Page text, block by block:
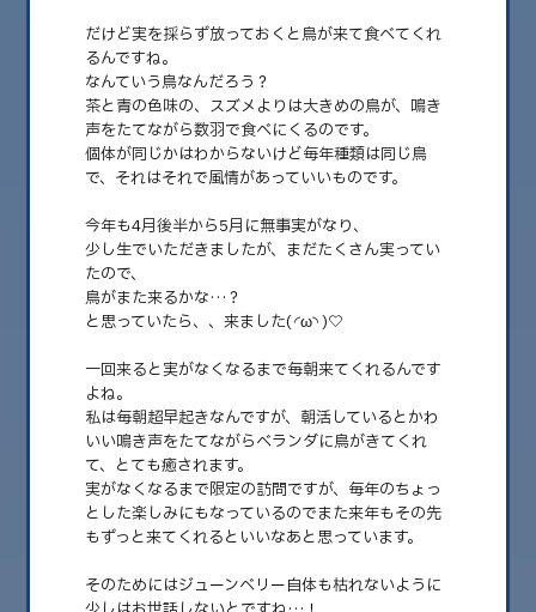
2026.08
2026.07
2026.05
2026.04
2026.03
2026.02
2026.01
2025.12
2025.11
2025.10
2025.09
だけど実を採らず放っておくと鳥が来て食べてくれ
るんですね。
なんていう鳥なんだろう？
茶と青の色味の、スズメよりは大きめの鳥が、鳴き
声をたてながら数羽で食べにくるのです。
個体が同じかはわからないけど毎年種類は同じ鳥
で、それはそれで風情があっていいものです。
今年も4月後半から5月に無事実がなり、
少し生でいただきましたが、まだたくさん実ってい
たので、
鳥がまた来るかな…？
と思っていたら、、来ました( ◜ω◝ )♡
一回来ると実がなくなるまで毎朝来てくれるんです
よね。
私は毎朝超早起きなんですが、朝活しているとかわ
いい鳴き声をたてながらベランダに鳥がきてくれ
て、とても癒されます。
実がなくなるまで限定の訪問ですが、毎年のちょっ
とした楽しみにもなっているのでまた来年もその先
もずっと来てくれるといいなあと思っています。
そのためにはジューンベリー自体も枯れないように